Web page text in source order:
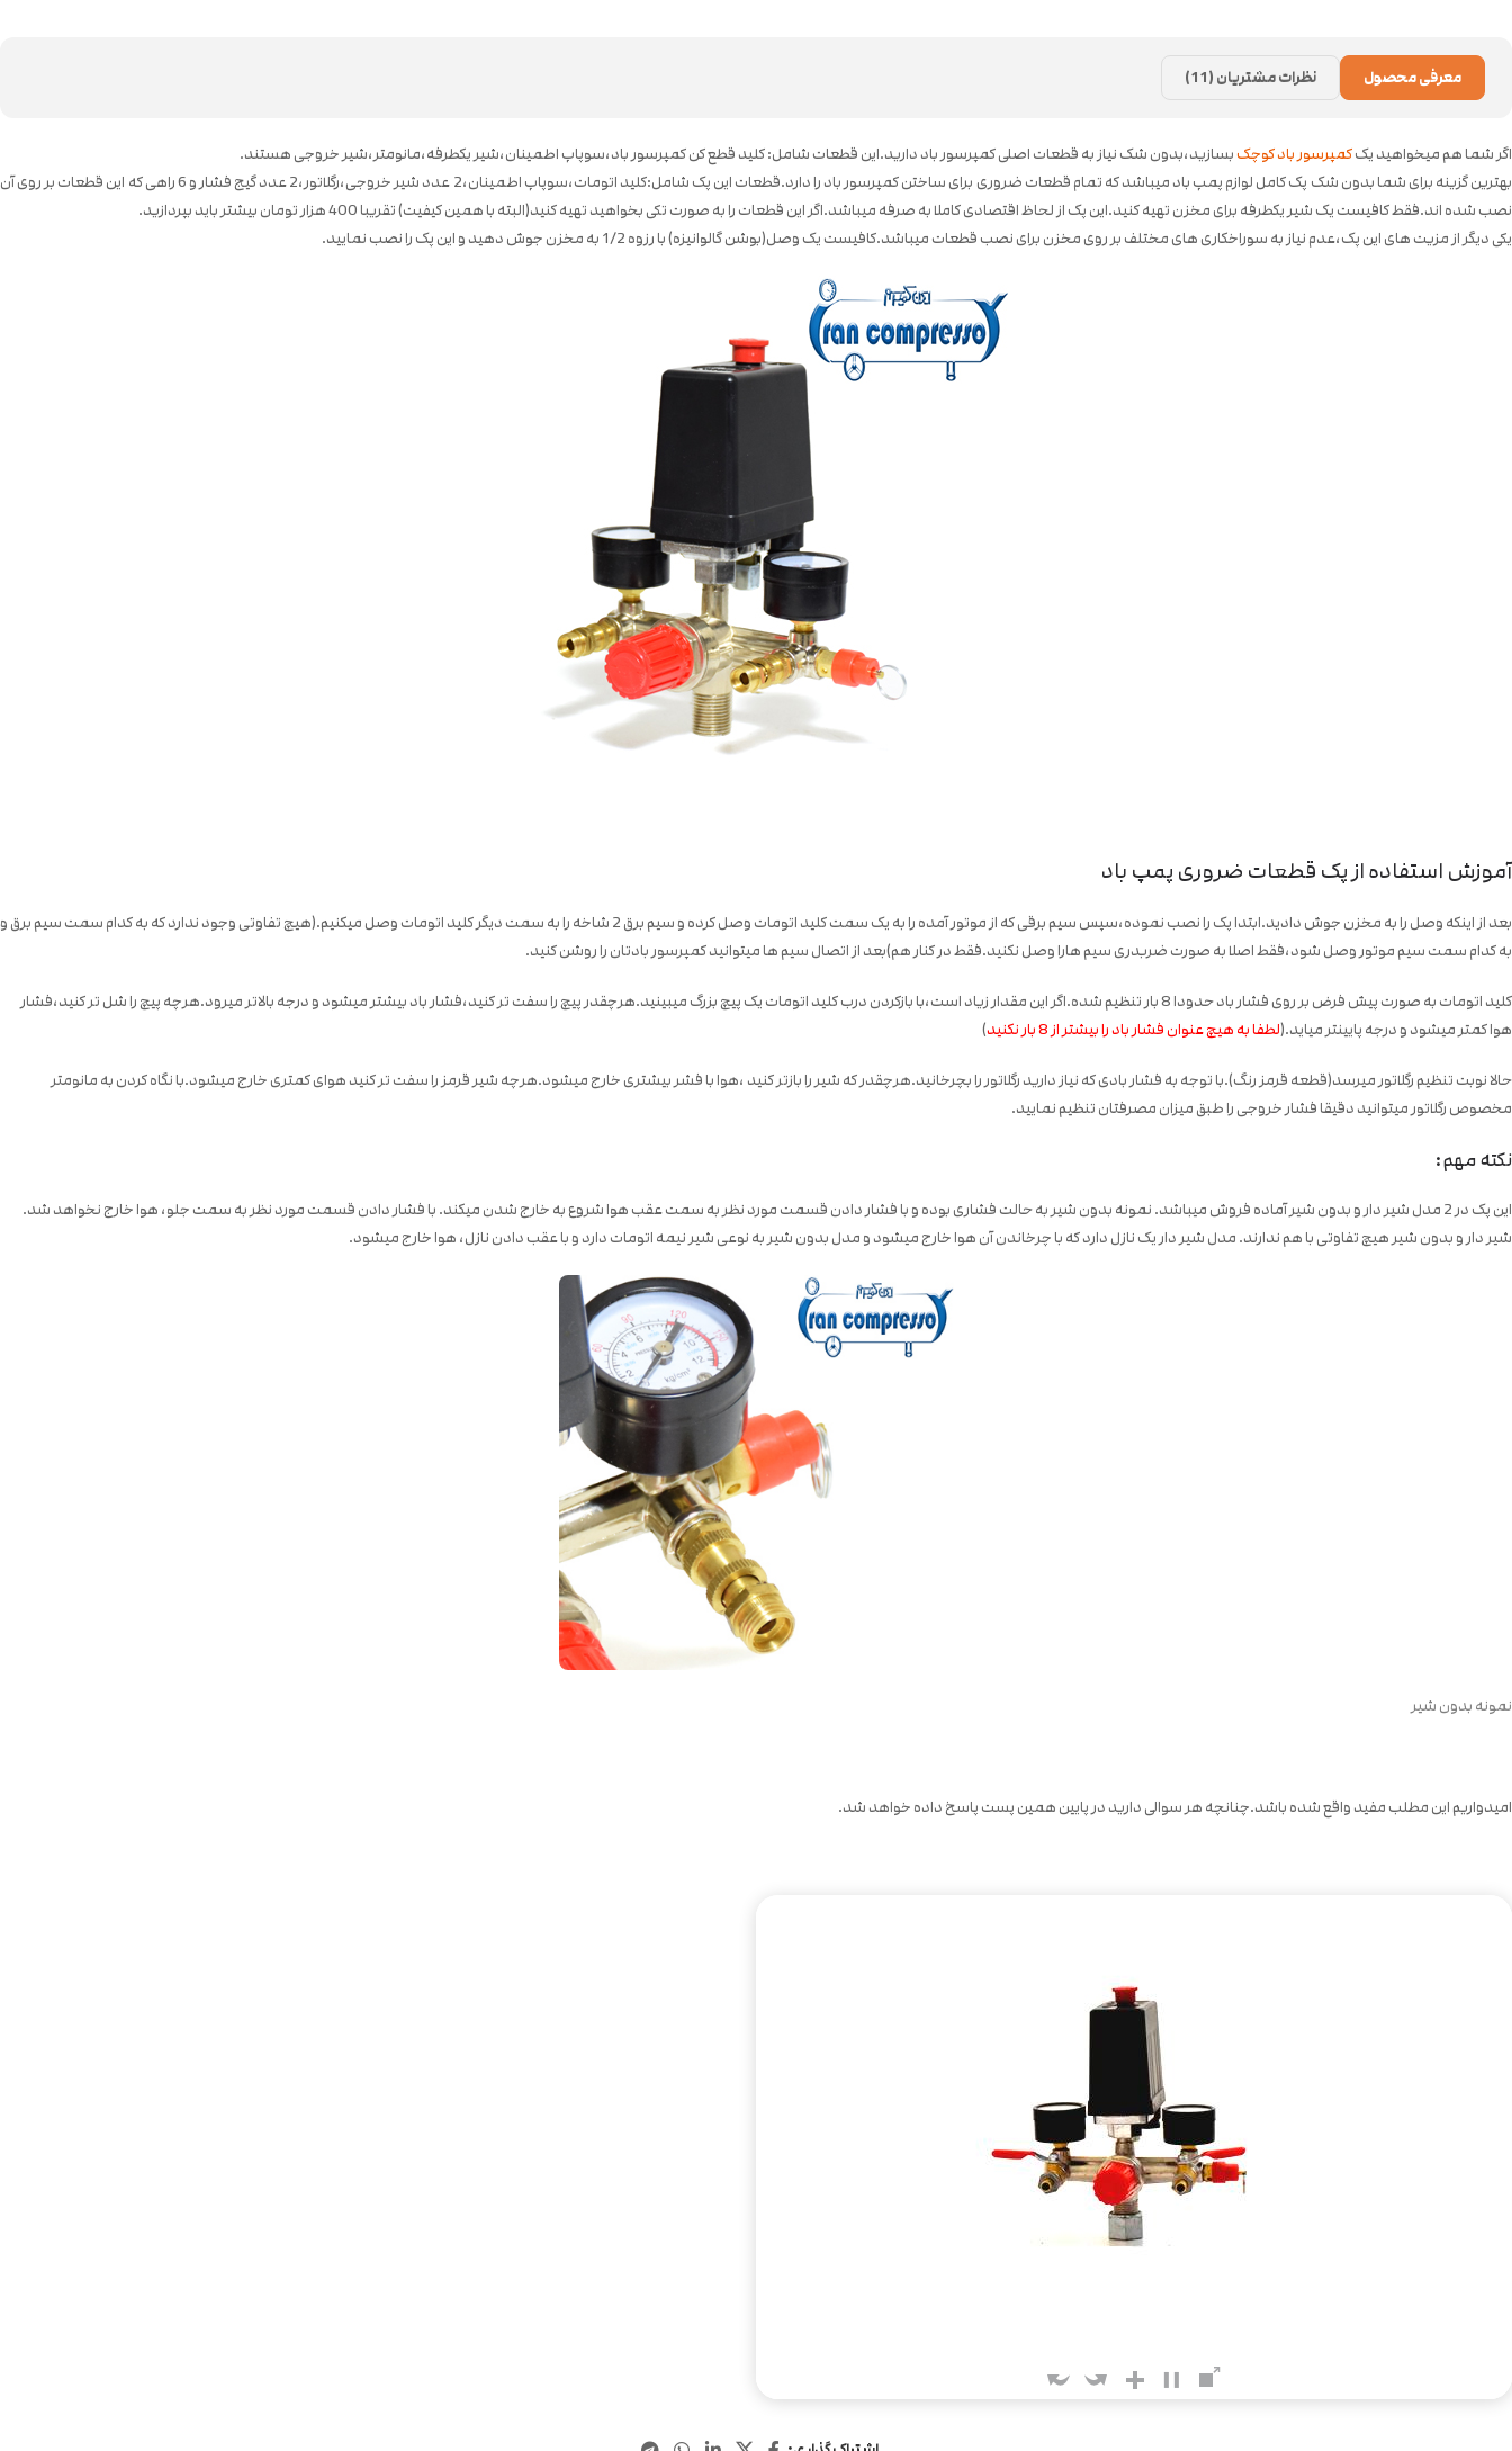
معرفی محصول نظرات مشتریان (11)
اگر شما هم میخواهید یککمپرسور باد کوچکبسازید،بدون شک نیاز به قطعات اصلی کمپرسور باد دارید.این قطعات شامل: کلید قطع کن کمپرسور باد،سوپاپ اطمینان،شیر یکطرفه،مانومتر،شیر خروجی هستند.
بهترین گزینه برای شما بدون شک پک کامل لوازم پمپ باد میباشد که تمام قطعات ضروری برای ساختن کمپرسور باد را دارد.قطعات این پک شامل:کلید اتومات،سوپاپ اطمینان،2 عدد شیر خروجی،رگلاتور،2 عدد گیج فشار و 6 راهی که این قطعات بر روی آن
نصب شده اند.فقط کافیست یک شیر یکطرفه برای مخزن تهیه کنید.این پک از لحاظ اقتصادی کاملا به صرفه میباشد.اگر این قطعات را به صورت تکی بخواهید تهیه کنید(البته با همین کیفیت) تقریبا 400 هزار تومان بیشتر باید بپردازید.
یکی دیگر از مزیت های این پک،عدم نیاز به سوراخکاری های مختلف بر روی مخزن برای نصب قطعات میباشد.کافیست یک وصل(بوشن گالوانیزه) با رزوه 1/2 به مخزن جوش دهید و این پک را نصب نمایید.
آموزش استفاده از پک قطعات ضروری پمپ باد
بعد از اینکه وصل را به مخزن جوش دادید.ابتدا پک را نصب نموده،سپس سیم برقی که از موتور آمده را به یک سمت کلید اتومات وصل کرده و سیم برق 2 شاخه را به سمت دیگر کلید اتومات وصل میکنیم.(هیچ تفاوتی وجود ندارد که به کدام سمت سیم برق و
به کدام سمت سیم موتور وصل شود،فقط اصلا به صورت ضربدری سیم هارا وصل نکنید.فقط در کنار هم)بعد از اتصال سیم ها میتوانید کمپرسور بادتان را روشن کنید.
کلید اتومات به صورت پیش فرض بر روی فشار باد حدودا 8 بار تنظیم شده.اگر این مقدار زیاد است،با بازکردن درب کلید اتومات یک پیچ بزرگ میبینید.هرچقدر پیچ را سفت تر کنید،فشار باد بیشتر میشود و درجه بالاتر میرود.هرچه پیچ را شل تر کنید،فشار
هوا کمتر میشود و درجه پایینتر میاید.(لطفا به هیچ عنوان فشار باد را بیشتر از 8 بار نکنید )
حالا نوبت تنظیم رگلاتور میرسد(قطعه قرمز رنگ).با توجه به فشار بادی که نیاز دارید رگلاتور را بچرخانید.هرچقدر که شیر را بازتر کنید ،هوا با فشر بیشتری خارج میشود.هرچه شیر قرمز را سفت تر کنید هوای کمتری خارج میشود.با نگاه کردن به مانومتر
مخصوص رگلاتور میتوانید دقیقا فشار خروجی را طبق میزان مصرفتان تنظیم نمایید.
نکته مهم:
این پک در 2 مدل شیر دار و بدون شیر آماده فروش میباشد. نمونه بدون شیر به حالت فشاری بوده و با فشار دادن قسمت مورد نظر به سمت عقب هوا شروع به خارج شدن میکند. با فشار دادن قسمت مورد نظر به سمت جلو، هوا خارج نخواهد شد.
شیر دار و بدون شیر هیچ تفاوتی با هم ندارند. مدل شیر دار یک نازل دارد که با چرخاندن آن هوا خارج میشود و مدل بدون شیر به نوعی شیر نیمه اتومات دارد و با عقب دادن نازل، هوا خارج میشود.
نمونه بدون شیر
امیدواریم این مطلب مفید واقع شده باشد.چنانچه هر سوالی دارید در پایین همین پست پاسخ داده خواهد شد.